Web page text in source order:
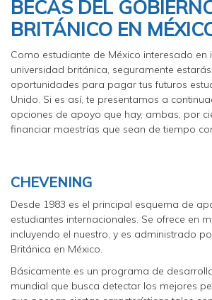
BECAS DEL
BRITÁNICO EN
Como estudiante de México interesado en
universidad británica, seguramente
oportunidades para pagar tus futuros
Unido. Si es así, te presentamos a
opciones de apoyo que hay, ambas, por
financiar maestrías que sean de tiempo
CHEVENING
Desde 1983 es el principal esquema de
estudiantes internacionales. Se ofrece en
incluyendo el nuestro, y es administrado
Británica en México.
Básicamente es un programa de
mundial que busca detectar los mejores